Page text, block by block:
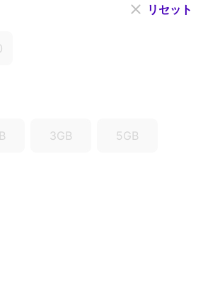
SGD ($)
3GB 5GB
リセット